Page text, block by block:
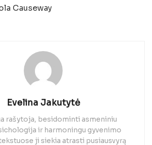
Causeway
Evelina Jakutytė
rašytoja, besidominti asmeniniu
ir harmoningu gyvenimo
ji siekia atrasti pusiausvyrą